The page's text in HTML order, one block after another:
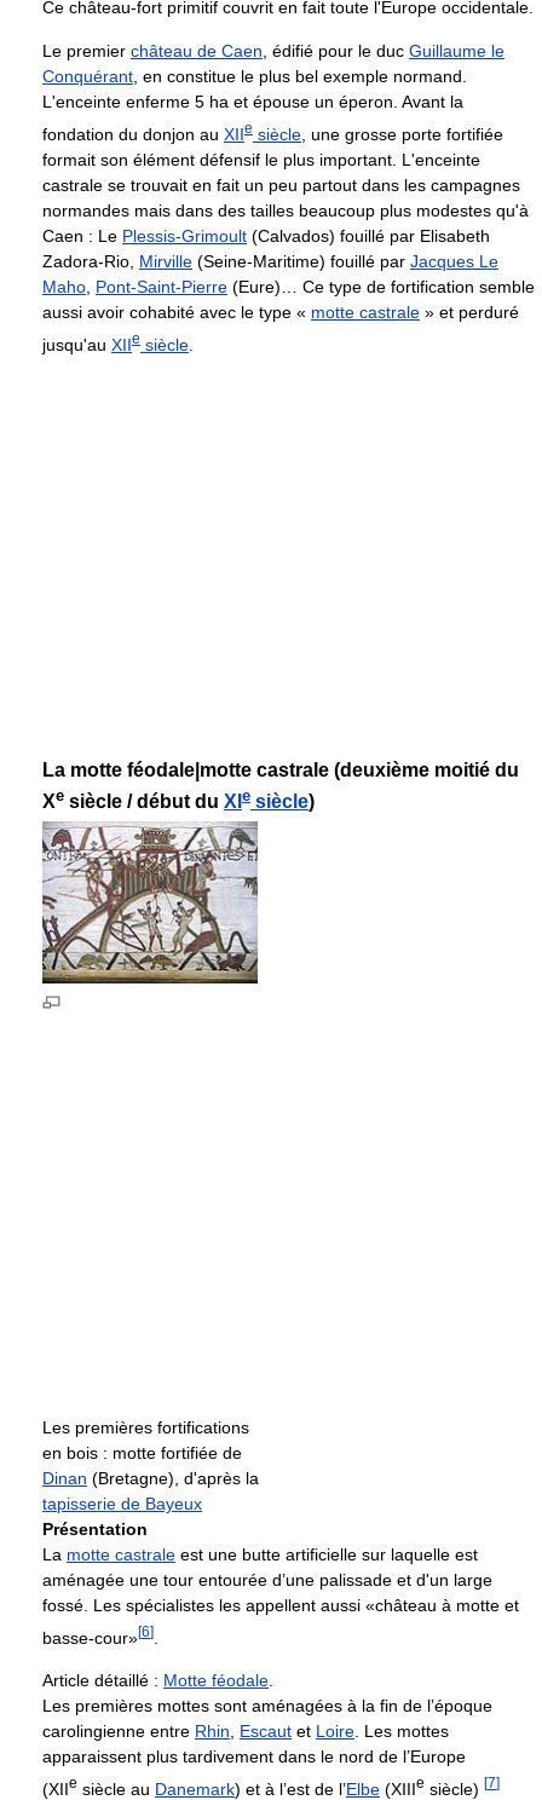
Ce château-fort primitif couvrit en fait toute l'Europe occidentale.
Le premier château de Caen, édifié pour le duc Guillaume le
Conquérant, en constitue le plus bel exemple normand.
L'enceinte enferme 5 ha et épouse un éperon. Avant la
fondation du donjon au XIIe siècle , une grosse porte fortifiée
formait son élément défensif le plus important. L'enceinte
castrale se trouvait en fait un peu partout dans les campagnes
normandes mais dans des tailles beaucoup plus modestes qu'à
Caen : Le Plessis-Grimoult (Calvados) fouillé par Elisabeth
Zadora-Rio, Mirville (Seine-Maritime) fouillé par Jacques Le
Maho Pont-Saint-Pierre (Eure)… Ce type de fortification semble
aussi avoir cohabité avec le type « motte castrale » et perduré
jusqu'au XIIe siècle
La motte féodale|motte castrale (deuxième moitié du
Xe siècle / début du XI e siècle)
Les premières fortifications
en bois : motte fortifiée de
Dinan (Bretagne), d'après la
tapisserie de Bayeux
Présentation
La motte castrale est une butte artificielle sur laquelle est
aménagée une tour entourée d’une palissade et d'un large
fossé. Les spécialistes les appellent aussi «château à motte et
basse-cour»[6]
Article détaillé : Motte féodale.
Les premières mottes sont aménagées à la fin de l’époque
carolingienne entre Rhin, Escaut et Loire. Les mottes
apparaissent plus tardivement dans le nord de l’Europe
(XIIe siècle au Danemark) et à l’est de l’Elbe (XIIIe siècle) [7]